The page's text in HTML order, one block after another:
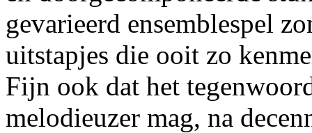
gevarieerd ensemblespel
uitstapjes die ooit zo
Fijn ook dat het
melodieuzer mag, na